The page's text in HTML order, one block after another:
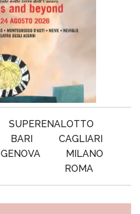
SUPERENALOTTO
BARI
CAGLIARI
GENOVA
MILANO
ROMA